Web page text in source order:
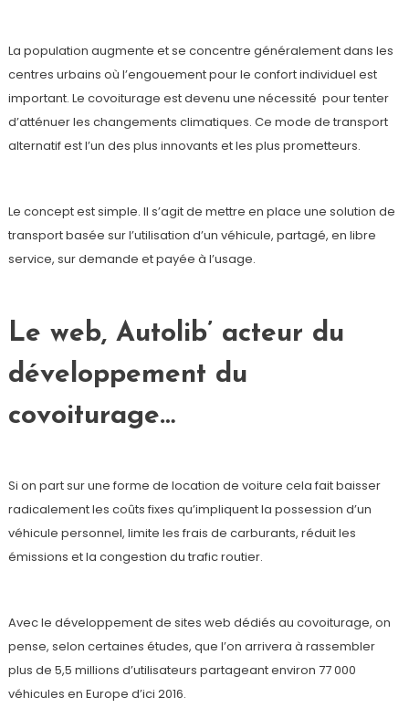
La population augmente et se concentre généralement dans les
centres urbains où l’engouement pour le confort individuel est
important. Le covoiturage est devenu une nécessité pour tenter
d’atténuer les changements climatiques. Ce mode de transport
alternatif est l’un des plus innovants et les plus prometteurs.
Le concept est simple. Il s’agit de mettre en place une solution de
transport basée sur l’utilisation d’un véhicule, partagé, en libre
service, sur demande et payée à l’usage.
Le web, Autolib’ acteur du
développement du
covoiturage…
Si on part sur une forme de location de voiture cela fait baisser
radicalement les coûts fixes qu’impliquent la possession d’un
véhicule personnel, limite les frais de carburants, réduit les
émissions et la congestion du trafic routier.
Avec le développement de sites web dédiés au covoiturage, on
pense, selon certaines études, que l’on arrivera à rassembler
plus de 5,5 millions d’utilisateurs partageant environ 77 000
véhicules en Europe d’ici 2016.